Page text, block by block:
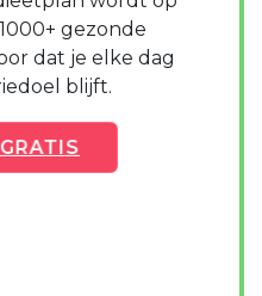
gezonde
dat je elke dag
blijft.
GRATIS